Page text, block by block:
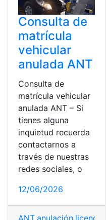
Consulta de
matrícula
vehicular
anulada ANT
Consulta de
matrícula vehicular
anulada ANT – Si
tienes alguna
inquietud recuerda
contactarnos a
través de nuestras
redes sociales, o
12/06/2026
ANT,anulación,licencia